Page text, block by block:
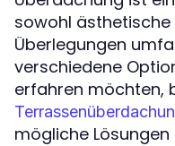
sowohl
Überlegungen
verschiedene
erfahren möchten,
mögliche Lösungen